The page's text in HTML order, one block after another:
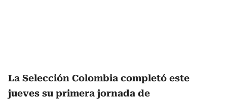
La Selección Colombia completó este
jueves su primera jornada de